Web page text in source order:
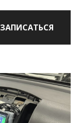
ЗАПИСАТЬСЯ